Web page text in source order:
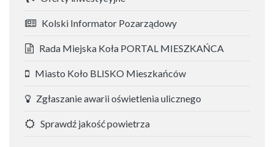
Kolski Informator Pozarządowy
Rada Miejska Koła PORTAL MIESZKAŃCA
Miasto Koło BLISKO Mieszkańców
Zgłaszanie awarii oświetlenia ulicznego
Sprawdź jakość powietrza